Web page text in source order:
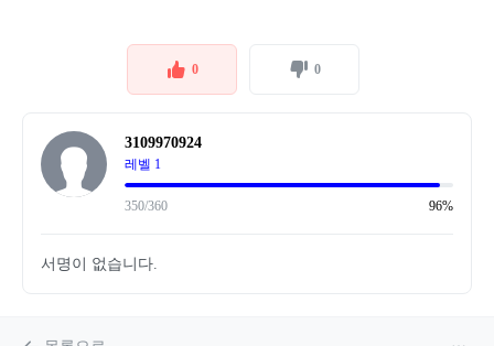
0 0
3109970924
레벨 1
350/360 96%
서명이 없습니다.